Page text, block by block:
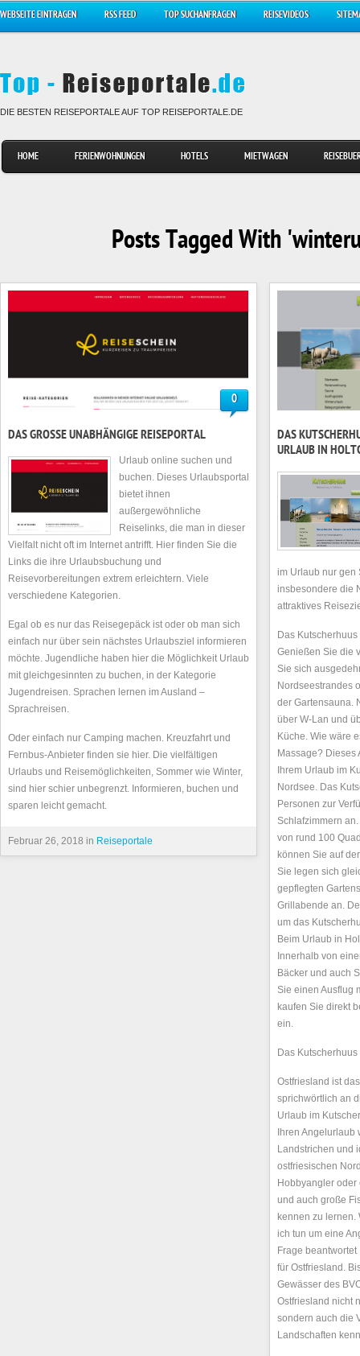
WEBSEITE EINTRAGEN RSS FEED TOP SUCHANFRAGEN REISEVIDEOS
DIE BESTEN REISEPORTALE AUF TOP REISEPORTALE.DE
HOME FERIENWOHNUNGEN HOTELS MIETWAGEN
Posts Tagged With
0
DAS GROSSE UNABHÄNGIGE REISEPORTAL
Urlaub online suchen und
buchen. Dieses Urlaubsportal
bietet ihnen
außergewöhnliche
Reiselinks, die man in dieser
Vielfalt nicht oft im Internet antrifft. Hier finden Sie die
Links die ihre Urlaubsbuchung und
Reisevorbereitungen extrem erleichtern. Viele
verschiedene Kategorien.
Egal ob es nur das Reisegepäck ist oder ob man sich
einfach nur über sein nächstes Urlaubsziel informieren
möchte. Jugendliche haben hier die Möglichkeit Urlaub
mit gleichgesinnten zu buchen, in der Kategorie
Jugendreisen. Sprachen lernen im Ausland –
Sprachreisen.
Oder einfach nur Camping machen. Kreuzfahrt und
Fernbus-Anbieter finden sie hier. Die vielfältigen
Urlaubs und Reisemöglichkeiten, Sommer wie Winter,
sind hier schier unbegrenzt. Informieren, buchen und
sparen leicht gemacht.
Februar 26, 2018 in Reiseportale
DAS
URLAUB IN
im Urlaub nur gen
insbesondere die
attraktives
Das
Genießen Sie die
Sie sich
Nordseestrandes
der Gartensauna.
über W-Lan und
Küche. Wie wäre
Massage? Dieses
Ihrem Urlaub im
Nordsee. Das
Personen zur
Schlafzimmern
von rund 100
können Sie auf
Sie legen sich
gepflegten
Grillabende an.
um das
Beim Urlaub in
Innerhalb von
Bäcker und auch
Sie einen Ausflug
kaufen Sie direkt
ein.
Das Kutscherhuus
Ostfriesland ist
sprichwörtlich an
Urlaub im
Ihren
Landstrichen und
ostfriesischen
Hobbyangler
und auch große
kennen zu lernen.
ich tun um eine
Frage
für Ostfriesland.
Gewässer des
Ostfriesland nicht
sondern auch die
Landschaften